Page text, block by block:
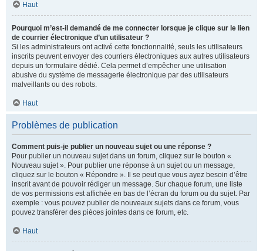
Haut
Pourquoi m’est-il demandé de me connecter lorsque je clique sur le lien
de courrier électronique d’un utilisateur ?
Si les administrateurs ont activé cette fonctionnalité, seuls les utilisateurs
inscrits peuvent envoyer des courriers électroniques aux autres utilisateurs
depuis un formulaire dédié. Cela permet d’empêcher une utilisation
abusive du système de messagerie électronique par des utilisateurs
malveillants ou des robots.
Haut
Problèmes de publication
Comment puis-je publier un nouveau sujet ou une réponse ?
Pour publier un nouveau sujet dans un forum, cliquez sur le bouton «
Nouveau sujet ». Pour publier une réponse à un sujet ou un message,
cliquez sur le bouton « Répondre ». Il se peut que vous ayez besoin d’être
inscrit avant de pouvoir rédiger un message. Sur chaque forum, une liste
de vos permissions est affichée en bas de l’écran du forum ou du sujet. Par
exemple : vous pouvez publier de nouveaux sujets dans ce forum, vous
pouvez transférer des pièces jointes dans ce forum, etc.
Haut